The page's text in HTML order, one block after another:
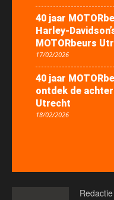
40 jaar
Harley-
MOTORbeurs
17/02/2026
40 jaar
ontdek de
Utrecht
18/02/2026
Redactie